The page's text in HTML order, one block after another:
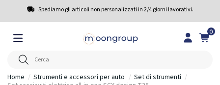
Spediamo gli articoli non personalizzati in 2/4 giorni lavorativi.
0
Home Strumenti e accessori per auto
Set di strumenti